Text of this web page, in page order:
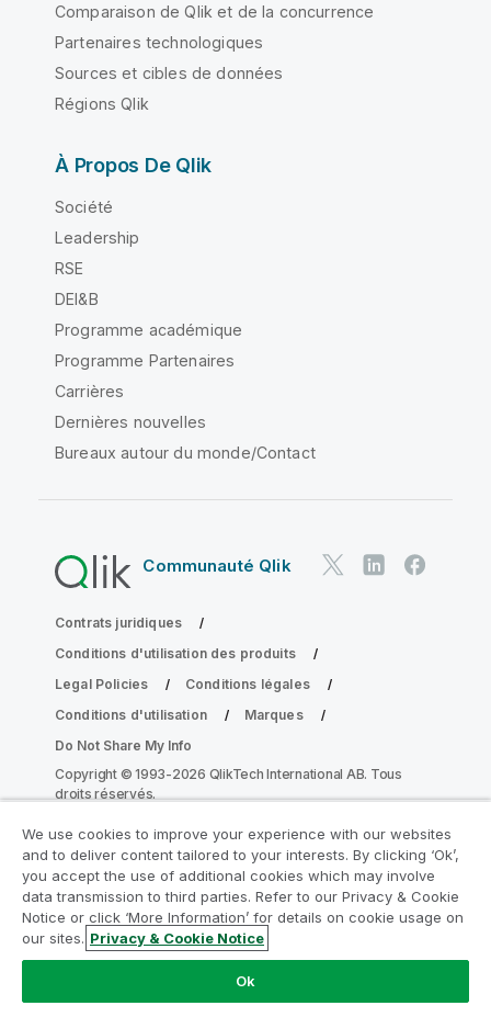
Comparaison de Qlik et de la concurrence
Partenaires technologiques
Sources et cibles de données
Régions Qlik
À Propos De Qlik
Société
Leadership
RSE
DEI&B
Programme académique
Programme Partenaires
Carrières
Dernières nouvelles
Bureaux autour du monde/Contact
Communauté Qlik
Contrats juridiques
Conditions d'utilisation des produits
Legal Policies
Conditions légales
Conditions d'utilisation
Marques
Do Not Share My Info
Copyright © 1993-2026 QlikTech International AB. Tous
droits réservés.
Rejoignez le Programme de
modernisation analytique
Modernisez votre système sans compromettre vos
précieuses applications QlikView grâce au Programme
de modernisation analytique.
We use cookies to improve your experience with our websites
and to deliver content tailored to your interests. By clicking ‘Ok’,
you accept the use of additional cookies which may involve
data transmission to third parties. Refer to our Privacy & Cookie
Notice or click ‘More Information’ for details on cookie usage on
our sites. Privacy & Cookie Notice
Ok